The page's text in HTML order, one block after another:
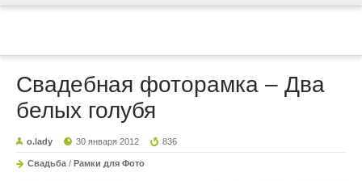
Свадебная фоторамка – Два
белых голубя
o.lady 30 января 2012 836
Свадьба / Рамки для Фото